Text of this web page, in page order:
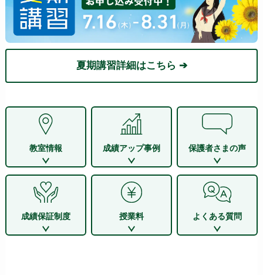
夏期講習詳細はこちら ➔
教室情報 成績アップ事例 保護者さまの声
成績保証制度 授業料 よくある質問